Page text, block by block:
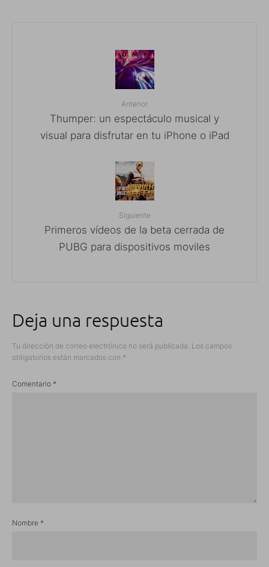
Anterior
Thumper: un espectáculo musical y
visual para disfrutar en tu iPhone o iPad
Siguiente
Primeros vídeos de la beta cerrada de
PUBG para dispositivos moviles
Deja una respuesta
Tu dirección de correo electrónico no será publicada. Los campos
obligatorios están marcados con *
Comentario *
Nombre *